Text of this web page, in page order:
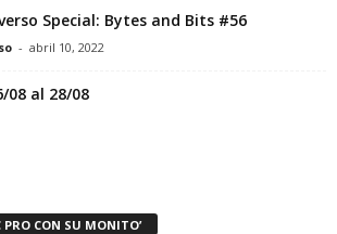
Special: Bytes and Bits #56
- abril 10, 2022
08 al 28/08
PRO CON SU MONITO’